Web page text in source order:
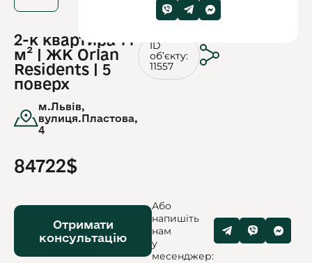
2-к квартира 77
м² | ЖК Orlan
Residents | 5
поверх
м.Львів,
вулиця.Пластова,
4
ID
обʼєкту:
11557
84722$
Отримати
консультацію
Або
напишіть
нам
у
месенджер: